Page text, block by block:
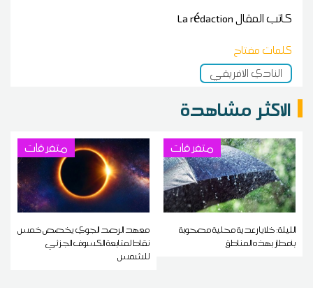
كاتب المقالLa rédaction
كلمات مفتاح
النادي الافريقي
الاكثر مشاهدة
متفرقات
الليلة: خلايا رعدية محلية مصحوبة
بأمطار بهذه المناطق
متفرقات
معهد الرصد الجوي يخصص خمس
نقاط لمتابعة الكسوف الجزئي
للشمس